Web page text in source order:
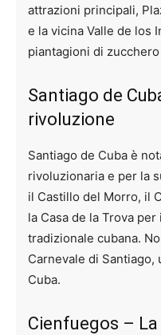
attrazioni principali,
e la vicina Valle de los
piantagioni di
Santiago de
rivoluzione
Santiago de Cuba è
rivoluzionaria e per la
il Castillo del Morro, il
la Casa de la Trova
tradizionale cubana.
Carnevale di
Cuba.
Cienfuegos –